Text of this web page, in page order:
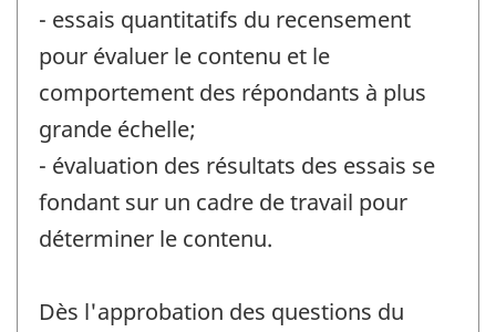
- essais quantitatifs du recensement
pour évaluer le contenu et le
comportement des répondants à plus
grande échelle;
- évaluation des résultats des essais se
fondant sur un cadre de travail pour
déterminer le contenu.
Dès l'approbation des questions du